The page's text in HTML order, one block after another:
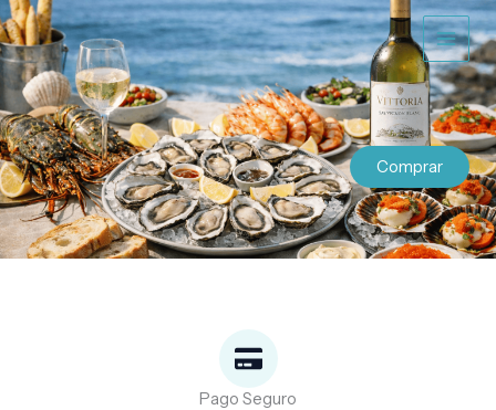
al
contenido
Comprar
Pago Seguro